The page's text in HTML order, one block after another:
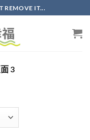
REMOVE IT...
3